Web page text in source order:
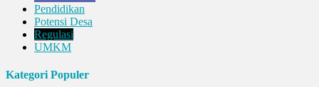
Pendidikan
Potensi Desa
Regulasi
UMKM
Kategori Populer